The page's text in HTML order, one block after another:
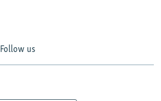
Follow us